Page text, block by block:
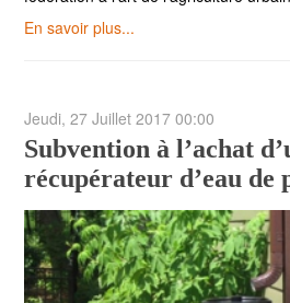
En savoir plus...
Jeudi, 27 Juillet 2017 00:00
Subvention à l’achat
récupérateur d’eau de